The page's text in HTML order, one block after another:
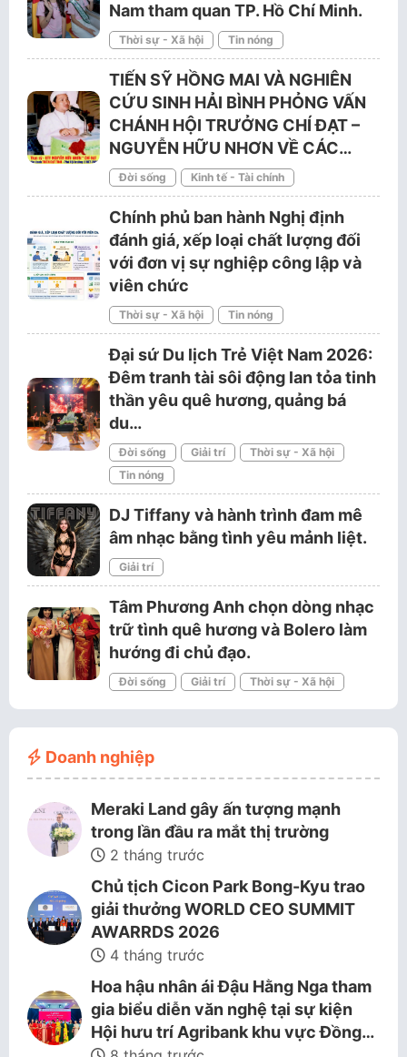
Nam tham quan TP. Hồ Chí Minh.
Thời sự - Xã hội Tin nóng
TIẾN SỸ HỒNG MAI VÀ NGHIÊN
CỨU SINH HẢI BÌNH PHỎNG VẤN
CHÁNH HỘI TRƯỞNG CHÍ ĐẠT –
NGUYỄN HỮU NHƠN VỀ CÁC…
Đời sống Kinh tế - Tài chính
Chính phủ ban hành Nghị định
đánh giá, xếp loại chất lượng đối
với đơn vị sự nghiệp công lập và
viên chức
Thời sự - Xã hội Tin nóng
Đại sứ Du lịch Trẻ Việt Nam 2026:
Đêm tranh tài sôi động lan tỏa tinh
thần yêu quê hương, quảng bá
du…
Đời sống Giải trí
Thời sự - Xã hội
Tin nóng
DJ Tiffany và hành trình đam mê
âm nhạc bằng tình yêu mảnh liệt.
Giải trí
Tâm Phương Anh chọn dòng nhạc
trữ tình quê hương và Bolero làm
hướng đi chủ đạo.
Đời sống Giải trí Thời sự - Xã hội
Doanh nghiệp
Meraki Land gây ấn tượng mạnh
trong lần đầu ra mắt thị trường
2 tháng trước
Chủ tịch Cicon Park Bong-Kyu trao
giải thưởng WORLD CEO SUMMIT
AWARRDS 2026
4 tháng trước
Hoa hậu nhân ái Đậu Hằng Nga tham
gia biểu diễn văn nghệ tại sự kiện
Hội hưu trí Agribank khu vực Đồng…